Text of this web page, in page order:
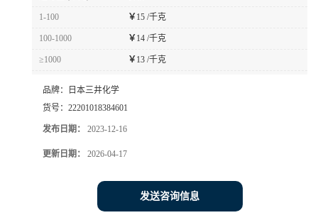
1-100 ￥ 15 /千克
100-1000 ￥ 14 /千克
≥1000 ￥ 13 /千克
品牌：
日本三井化学
货号： 22201018384601
发布日期： 2023-12-16
更新日期： 2026-04-17
发送咨询信息